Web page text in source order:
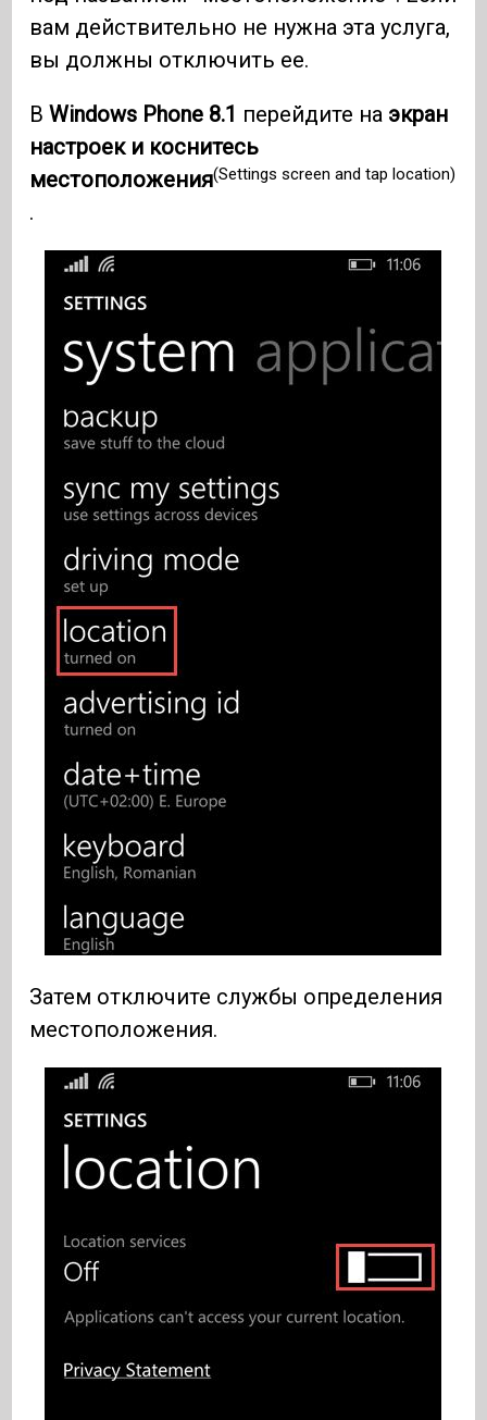
вам действительно не нужна эта услуга,
вы должны отключить ее.
ВWindows Phone 8.1 перейдите на экран
настроек и коснитесь
местоположения(Settings screen and tap location)
.
Затем отключите службы определения
местоположения.